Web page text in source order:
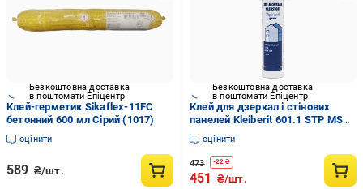
Безкоштовна доставка
в поштомати Епіцентр
Клей-герметик Sikaflex-11FC
бетонний 600 мл Сірий (1017)
оцінити
589 ₴/шт.
Безкоштовна доставка
в поштомати Епіцентр
Клей для дзеркал і стінових
панелей Kleiberit 601.1 STP MS
швидкий і високоміцний 280 мл
448 г Сірий
оцінити
473 -22 ₴
451 ₴/шт.